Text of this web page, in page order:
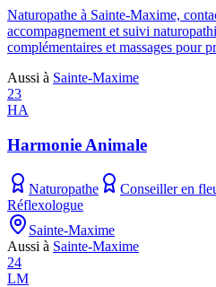
Naturopathe à Sainte-Maxime,
accompagnement et suivi
complémentaires et massages pour
Aussi à Sainte-Maxime
23
HA
Harmonie Animale
Naturopathe Conseiller en
Réflexologue
Sainte-Maxime
Aussi à Sainte-Maxime
24
LM